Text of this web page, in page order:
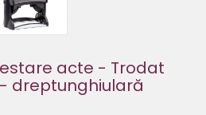
acte - Trodat
- dreptunghiulară